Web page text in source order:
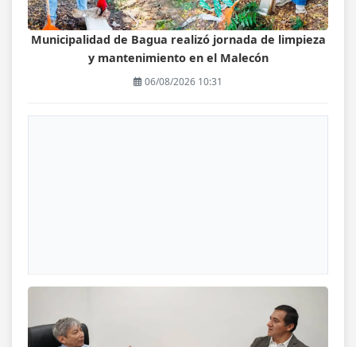
Municipalidad de Bagua realizó jornada de limpieza
y mantenimiento en el Malecón
06/08/2026 10:31